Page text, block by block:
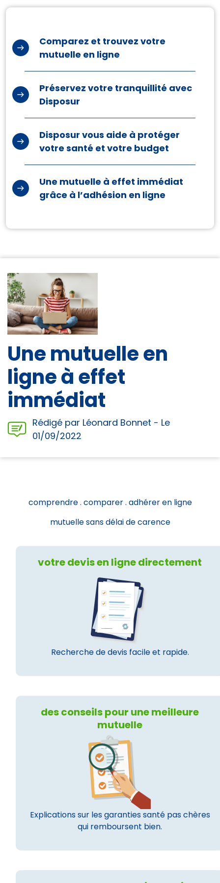
Comparez et trouvez votre
mutuelle en ligne
Préservez votre tranquillité avec
Disposur
Disposur vous aide à protéger
votre santé et votre budget
Une mutuelle à effet immédiat
grâce à l’adhésion en ligne
Une mutuelle en
ligne à effet
immédiat
Rédigé par Léonard Bonnet - Le
01/09/2022
comprendre . comparer . adhérer en ligne
mutuelle sans délai de carence
votre devis en ligne directement
Recherche de devis facile et rapide.
des conseils pour une meilleure
mutuelle
Explications sur les garanties santé pas chères
qui remboursent bien.